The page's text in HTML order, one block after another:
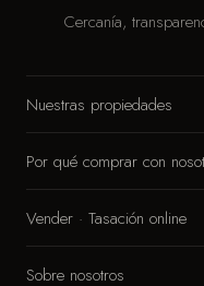
Cercanía,
Nuestras propiedades
Por qué comprar con
Vender · Tasación online
Sobre nosotros